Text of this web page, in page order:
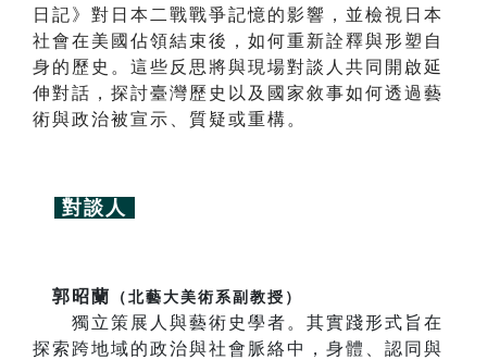
日記》對日本二戰戰爭記憶的影響，並檢視日本
社會在美國佔領結束後，如何重新詮釋與形塑自
身的歷史。這些反思將與現場對談人共同開啟延
伸對話，探討臺灣歷史以及國家敘事如何透過藝
術與政治被宣示、質疑或重構。
對談人
郭昭蘭 （北藝大美術系副教授）
獨立策展人與藝術史學者。其實踐形式旨在
探索跨地域的政治與社會脈絡中，身體、認同與